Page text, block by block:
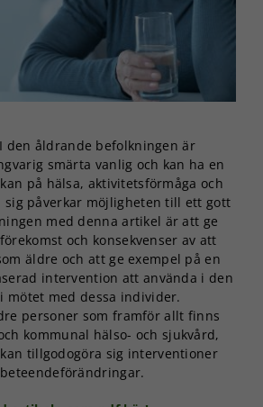
I den åldrande befolkningen är
smärta vanlig och kan ha en
på hälsa, aktivitetsförmåga och
sig påverkar möjligheten till ett gott
med denna artikel är att ge
och konsekvenser av att
äldre och att ge exempel på en
intervention att använda i den
mötet med dessa individer.
personer som framför allt finns
kommunal hälso- och sjukvård,
tillgodogöra sig interventioner